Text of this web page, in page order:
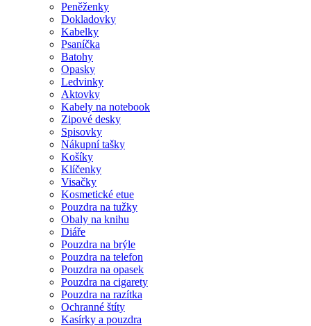
Peněženky
Dokladovky
Kabelky
Psaníčka
Batohy
Opasky
Ledvinky
Aktovky
Kabely na notebook
Zipové desky
Spisovky
Nákupní tašky
Košíky
Klíčenky
Visačky
Kosmetické etue
Pouzdra na tužky
Obaly na knihu
Diáře
Pouzdra na brýle
Pouzdra na telefon
Pouzdra na opasek
Pouzdra na cigarety
Pouzdra na razítka
Ochranné štíty
Kasírky a pouzdra